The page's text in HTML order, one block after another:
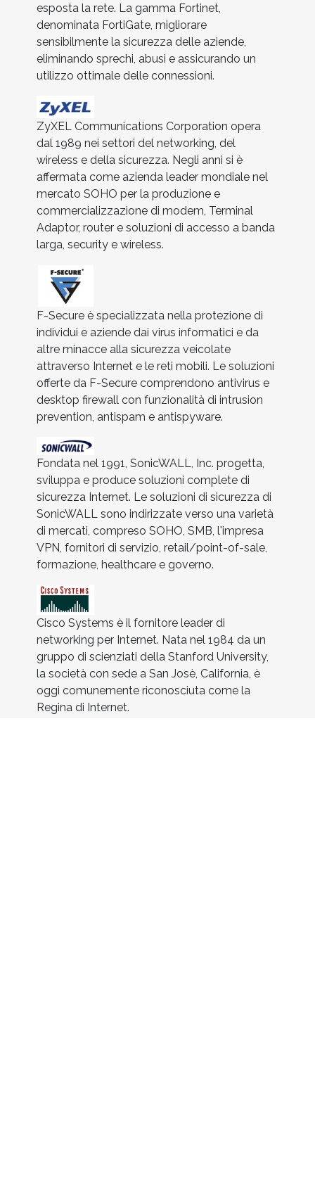
esposta la rete. La gamma Fortinet,
denominata FortiGate, migliorare
sensibilmente la sicurezza delle aziende,
eliminando sprechi, abusi e assicurando un
utilizzo ottimale delle connessioni.
ZyXEL Communications Corporation opera
dal 1989 nei settori del networking, del
wireless e della sicurezza. Negli anni si è
affermata come azienda leader mondiale nel
mercato SOHO per la produzione e
commercializzazione di modem, Terminal
Adaptor, router e soluzioni di accesso a banda
larga, security e wireless.
F-Secure è specializzata nella protezione di
individui e aziende dai virus informatici e da
altre minacce alla sicurezza veicolate
attraverso Internet e le reti mobili. Le soluzioni
offerte da F-Secure comprendono antivirus e
desktop firewall con funzionalità di intrusion
prevention, antispam e antispyware.
Fondata nel 1991, SonicWALL, Inc. progetta,
sviluppa e produce soluzioni complete di
sicurezza Internet. Le soluzioni di sicurezza di
SonicWALL sono indirizzate verso una varietà
di mercati, compreso SOHO, SMB, l'impresa
VPN, fornitori di servizio, retail/point-of-sale,
formazione, healthcare e governo.
Cisco Systems è il fornitore leader di
networking per Internet. Nata nel 1984 da un
gruppo di scienziati della Stanford University,
la società con sede a San Josè, California, è
oggi comunemente riconosciuta come la
Regina di Internet.